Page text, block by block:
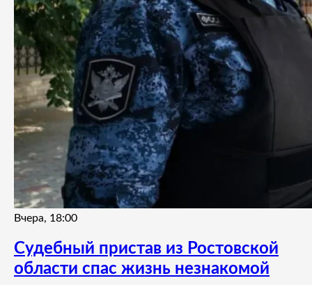
Вчера, 18:00
Судебный пристав из Ростовской
области спас жизнь незнакомой